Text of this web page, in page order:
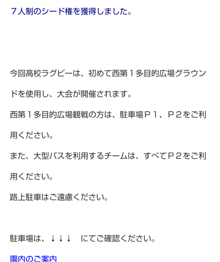
７人制のシード権を獲得しました。
今回高校ラグビーは、初めて西第１多目的広場グラウン
ドを使用し、大会が開催されます。
西第１多目的広場観戦の方は、駐車場Ｐ１、Ｐ２をご利
用ください。
また、大型バスを利用するチームは、すべてＰ２をご利
用ください。
路上駐車はご遠慮ください。
駐車場は、↓↓↓ にてご確認ください。
園内のご案内